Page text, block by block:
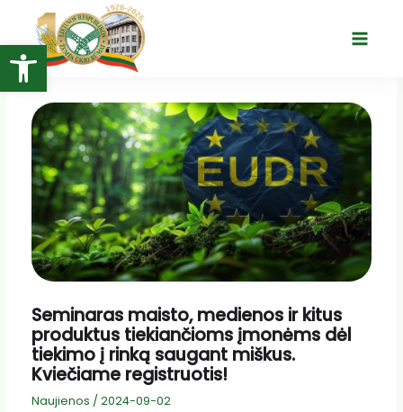
Open toolbar
turinio
Main
Seminaras maisto, medienos ir kitus
produktus tiekiančioms įmonėms dėl
tiekimo į rinką saugant miškus.
Kviečiame registruotis!
Naujienos / 2024-09-02